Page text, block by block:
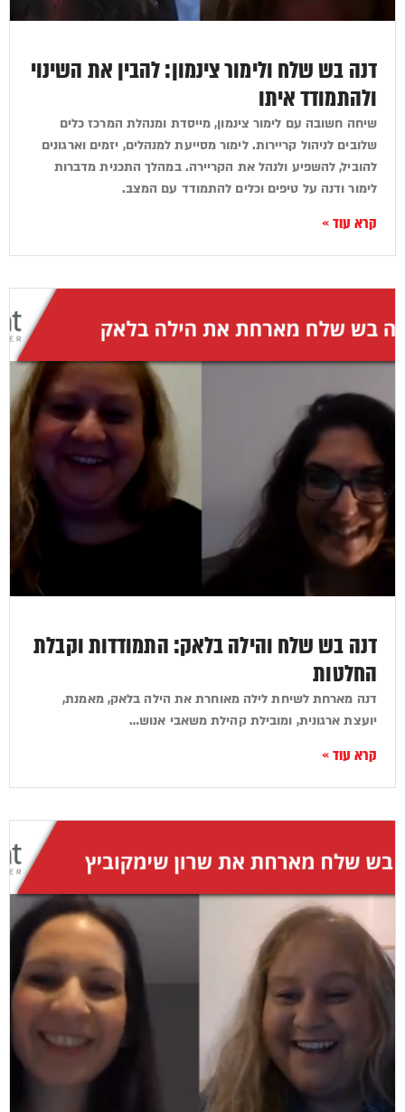
דנה בש שלח ולימור צינמון: להבין את השינוי
ולהתמודד איתו
שיחה חשובה עם לימור צינמון, מייסדת ומנהלת המרכז כלים
שלובים לניהול קריירות. לימור מסייעת למנהלים, יזמים וארגונים
להוביל, להשפיע ולנהל את הקריירה. במהלך התכנית מדברות
לימור ודנה על טיפים וכלים להתמודד עם המצב.
קרא עוד »
דנה בש שלח והילה בלאק: התמודדות וקבלת
החלטות
דנה מארחת לשיחת לילה מאוחרת את הילה בלאק, מאמנת,
יועצת ארגונית, ומובילת קהילת משאבי אנוש…
קרא עוד »